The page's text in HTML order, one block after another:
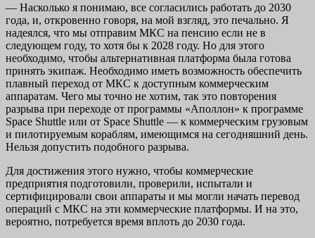
— Насколько я понимаю, все согласились работать до 2030
года, и, откровенно говоря, на мой взгляд, это печально. Я
надеялся, что мы отправим МКС на пенсию если не в
следующем году, то хотя бы к 2028 году. Но для этого
необходимо, чтобы альтернативная платформа была готова
принять экипаж. Необходимо иметь возможность обеспечить
плавный переход от МКС к доступным коммерческим
аппаратам. Чего мы точно не хотим, так это повторения
разрыва при переходе от программы «Аполлон» к программе
Space Shuttle или от Space Shuttle — к коммерческим грузовым
и пилотируемым кораблям, имеющимся на сегодняшний день.
Нельзя допустить подобного разрыва.
Для достижения этого нужно, чтобы коммерческие
предприятия подготовили, проверили, испытали и
сертифицировали свои аппараты и мы могли начать перевод
операций с МКС на эти коммерческие платформы. И на это,
вероятно, потребуется время вплоть до 2030 года.